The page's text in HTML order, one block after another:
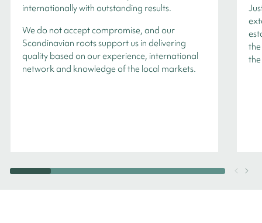
internationally with outstanding results.
We do not accept compromise, and our
Scandinavian roots support us in delivering
quality based on our experience, international
network and knowledge of the local markets.